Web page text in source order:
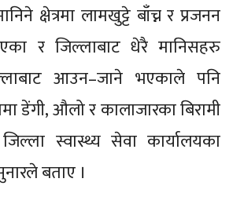
क्षेत्रमा लामखुट्टे बाँच्न र प्रजनन
र जिल्लाबाट धेरै मानिसहरु
आउन–जाने भएकाले पनि
डेंगी, औलो र कालाजारका बिरामी
स्वास्थ्य सेवा कार्यालयका
बताए ।